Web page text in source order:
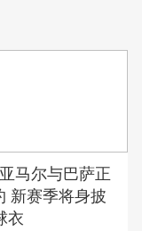
马尔与巴萨正
新赛季将身披
衣